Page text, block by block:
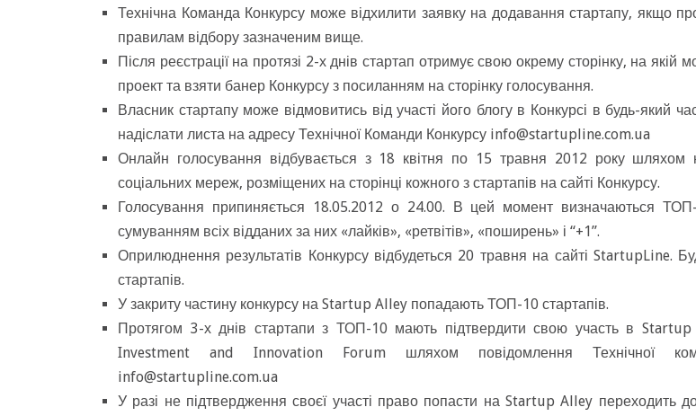
Технічна Команда Конкурсу може відхилити заявку на додавання стартапу, якщо
правилам відбору зазначеним вище.
Після реєстрації на протязі 2-х днів стартап отримує свою окрему сторінку, на якій
проект та взяти банер Конкурсу з посиланням на сторінку голосування.
Власник стартапу може відмовитись від участі його блогу в Конкурсі в будь-який
надіслати листа на адресу Технічної Команди Конкурсу info@startupline.com.ua
Онлайн голосування відбувається з 18 квітня по 15 травня 2012 року шляхом
соціальних мереж, розміщених на сторінці кожного з стартапів на сайті Конкурсу.
Голосування припиняється 18.05.2012 о 24.00. В цей момент визначаються
сумуванням всіх відданих за них «лайків», «ретвітів», «поширень» і “+1”.
Оприлюднення результатів Конкурсу відбудеться 20 травня на сайті StartupLine.
стартапів.
У закриту частину конкурсу на Startup Alley попадають ТОП-10 стартапів.
Протягом 3-х днів стартапи з ТОП-10 мають підтвердити свою участь в
Investment and Innovation Forum шляхом повідомлення Технічної
info@startupline.com.ua
У разі не підтвердження своєї участі право попасти на Startup Alley переходить